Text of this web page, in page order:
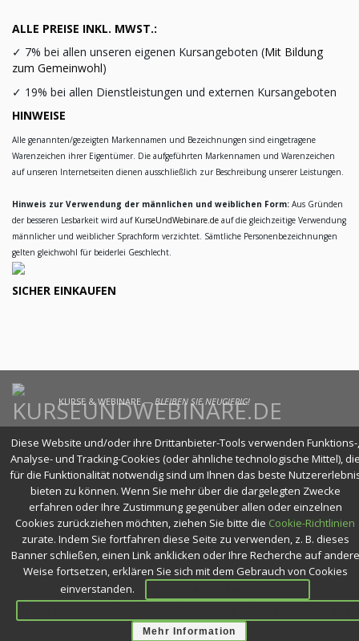
ALLE PREISE INKL. MWST.:
✓ 7% bei allen unseren eigenen Kursangeboten (Mit Bildung
zum Gemeinwohl)
✓ 19% bei allen Dienstleistungen und externen Kursangeboten
HINWEISE
Alle genannten/gezeigten Markennamen und Bezeichnungen sind eingetragene
Warenzeichen ihrer Eigentümer. Die aufgeführten Markennamen und Warenzeichen
auf unseren Internetseiten dienen ausschließlich zur Beschreibung unserer Leistungen.
Hinweis zur Verwendung der männlichen und weiblichen Form: Aus Gründen
der besseren Lesbarkeit wird auf KurseUndWebinare.de auf die gleichzeitige Verwendung
männlicher und weiblicher Sprachform verzichtet. Sämtliche Personenbezeichnungen
gelten gleichwohl für beiderlei Geschlecht.
SICHER EINKAUFEN
KURSE & WEBINARE —BLEIBEN SIE NEUGIERIG!
Diese Website und/oder ihre Drittanbieter-Tools verwenden Funktions-,
Analyse- und Tracking-Cookies (oder ähnliche technologische Mittel),
für die Funktionalität notwendig sind um Ihnen das beste
bieten zu können. Wenn Sie mehr über die dargelegten Zwecke
erfahren oder Ihre Zustimmung gegenüber allen oder einzelnen
Cookies zurückziehen möchten, ziehen Sie bitte die Cookie-Richtlinien
zurate. Indem Sie fortfahren diese Seite zu verwenden, z. B. dieses
Banner schließen, einen Link anklicken oder Ihre Recherche auf andere
Weise fortsetzen, erklären Sie sich mit dem Gebrauch von Cookies
einverstanden.
Mehr Information